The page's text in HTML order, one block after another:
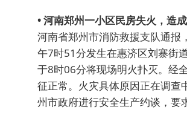
• 河南郑州一小区民房失火，造成
河南省郑州市消防救援支队通报
午7时51分发生在惠济区刘寨街
于8时06分将现场明火扑灭。经
征正常。火灾具体原因正在调查
州市政府进行安全生产约谈，要